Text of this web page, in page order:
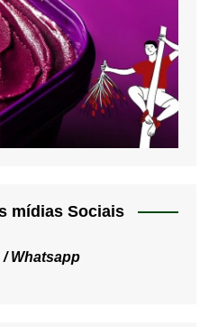
mídias Sociais
/Whatsapp